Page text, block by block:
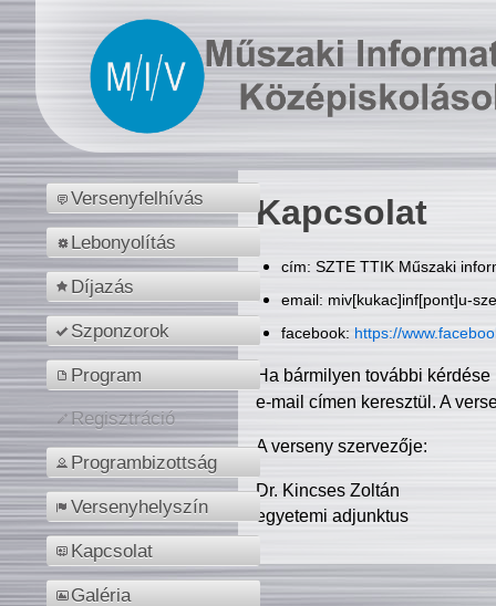
Versenyfelhívás
Lebonyolítás
Díjazás
Szponzorok
Program
Regisztráció
Programbizottság
Versenyhelyszín
Kapcsolat
Galéria
Kapcsolat
cím: SZTE TTIK Műszaki
email: miv[kukac]inf[pont]u-
facebook: https://
Ha bármilyen további
e-mail címen keresztül. A
A verseny szervezője:
Dr. Kincses Zoltán
egyetemi adjunktus